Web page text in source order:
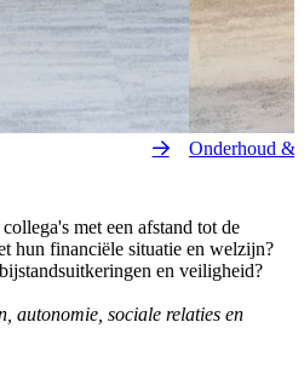
Onderhoud &
met een afstand tot de
hun financiële situatie en welzijn?
en veiligheid?
autonomie, sociale relaties en